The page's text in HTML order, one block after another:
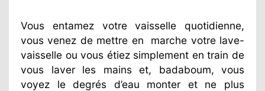
Vous entamez votre vaisselle quotidienne,
vous venez de mettre en
marche votre lave-
vaisselle ou vous étiez simplement en train de
vous laver les mains et, badaboum, vous
voyez le degrés d’eau monter et ne plus